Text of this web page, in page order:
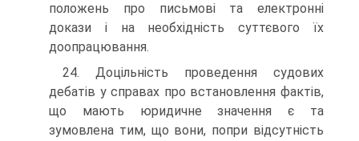
положень про письмові та електронні
докази і на необхідність суттєвого їх
доопрацювання.
24. Доцільність проведення судових
дебатів у справах про встановлення фактів,
що мають юридичне значення є та
зумовлена тим, що вони, попри відсутність